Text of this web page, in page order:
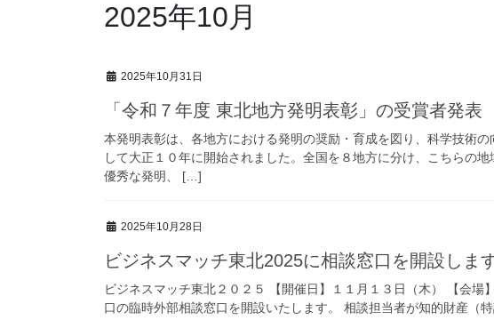
2025年10月
2025年10月31日
「令和７年度 東北地方発明表彰」の受賞者発表
本発明表彰は、各地方における発明の奨励・育成を図り、科学技術
して大正１０年に開始されました。全国を８地方に分け、こちらの
優秀な発明、 […]
2025年10月28日
ビジネスマッチ東北2025に相談窓口を開設しま
ビジネスマッチ東北２０２５ 【開催日】１１月１３日（木） 【会
口の臨時外部相談窓口を開設いたします。 相談担当者が知的財産（